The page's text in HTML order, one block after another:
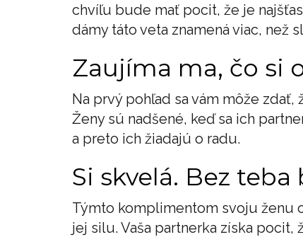
chvíľu bude mať pocit, že je
dámy táto veta znamená viac, než
Zaujíma ma, čo si
Na prvý pohľad sa vám môže
Ženy sú nadšené, keď sa ich
a preto ich žiadajú o radu.
Si skvelá. Bez
Týmto komplimentom svoju ženu
jej silu. Vaša partnerka získa